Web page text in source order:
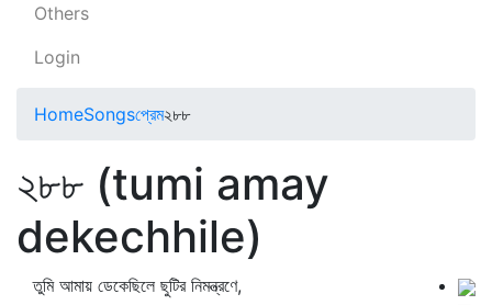
Others
Login
HomeSongsপ্রেম২৮৮
২৮৮ (tumi amay
dekechhile)
তুমি আমায় ডেকেছিলে ছুটির নিমন্ত্রণে,